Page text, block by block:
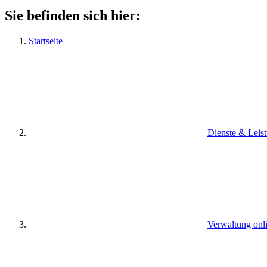
Sie befinden sich hier:
Startseite
Dienste &
Verwaltung